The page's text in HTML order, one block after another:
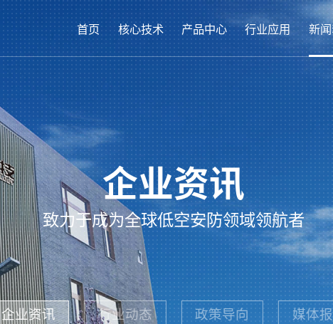
首页 核心技术 产品中心 行业应用 新
企业资讯
致力于成为全球低空安防领域领航者
企业资讯 行业动态 政策导向 媒体